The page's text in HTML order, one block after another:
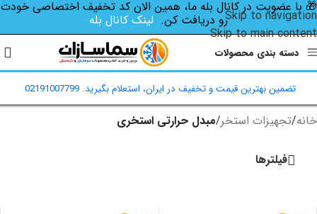
Skip to navigation
Skip to main content
🎁 با عضویت در کانال بله ما، همین الان کد تخفیف اختصاصی‌ خودت
رو دریافت کن. لینک کانال بله
دسته بندی محصولات
تضمین بهترین قیمت و تخفیف در ایران، استعلام بگیرید. 02191007799
خانه/تجهیزات استخر/مبدل حرارتی استخری
فیلترها